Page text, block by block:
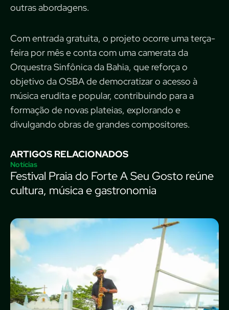
outras abordagens.
Com entrada gratuita, o projeto ocorre uma terça-
feira por mês e conta com uma camerata da
Orquestra Sinfônica da Bahia, que reforça o
objetivo da OSBA de democratizar o acesso à
música erudita e popular, contribuindo para a
formação de novas plateias, explorando e
divulgando obras de grandes compositores.
ARTIGOS RELACIONADOS
Notícias
Festival Praia do Forte A Seu Gosto reúne
cultura, música e gastronomia